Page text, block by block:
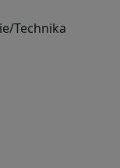
Technika